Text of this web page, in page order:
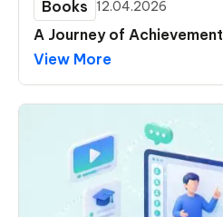
A Journey of Achievement
Books 12.04.2026
View More